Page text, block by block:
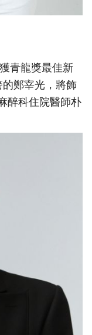
青龍獎最佳新
鄭宰光，將飾
醉科住院醫師朴